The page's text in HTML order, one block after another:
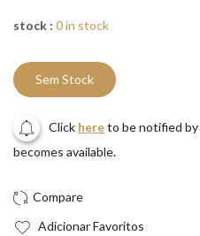
stock : 0 in stock
Sem Stock
Click hereto be notified
becomes available.
Adicionar Favoritos